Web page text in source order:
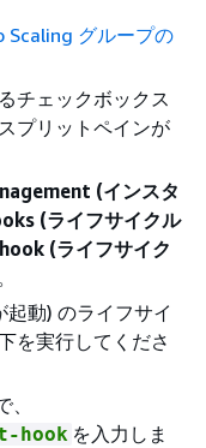
Scaling グループの
チェックボックス
プリットペインが
(インスタ
(ライフサイクル
(ライフサイク
動) のライフサイ
を実行してくださ
、
hook を入力しま